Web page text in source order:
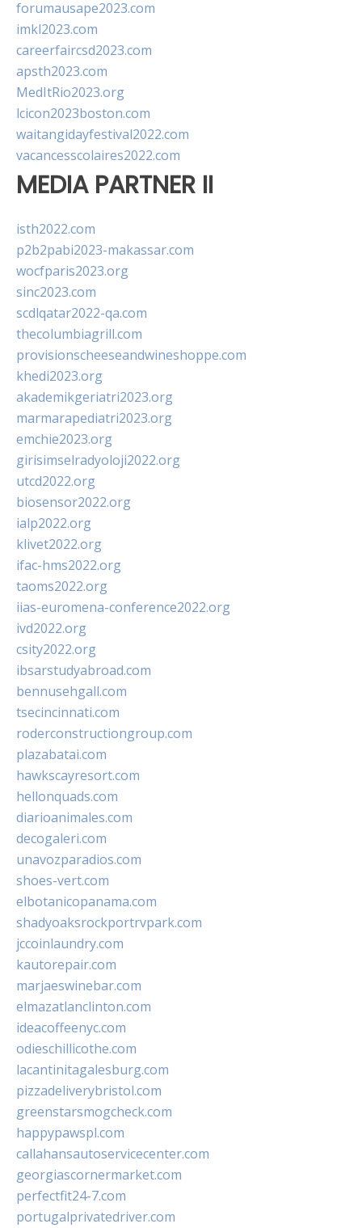
forumausape2023.com
imkl2023.com
careerfaircsd2023.com
apsth2023.com
MedItRio2023.org
lcicon2023boston.com
waitangidayfestival2022.com
vacancesscolaires2022.com
MEDIA PARTNER II
isth2022.com
p2b2pabi2023-makassar.com
wocfparis2023.org
sinc2023.com
scdlqatar2022-qa.com
thecolumbiagrill.com
provisionscheeseandwineshoppe.com
khedi2023.org
akademikgeriatri2023.org
marmarapediatri2023.org
emchie2023.org
girisimselradyoloji2022.org
utcd2022.org
biosensor2022.org
ialp2022.org
klivet2022.org
ifac-hms2022.org
taoms2022.org
iias-euromena-conference2022.org
ivd2022.org
csity2022.org
ibsarstudyabroad.com
bennusehgall.com
tsecincinnati.com
roderconstructiongroup.com
plazabatai.com
hawkscayresort.com
hellonquads.com
diarioanimales.com
decogaleri.com
unavozparadios.com
shoes-vert.com
elbotanicopanama.com
shadyoaksrockportrvpark.com
jccoinlaundry.com
kautorepair.com
marjaeswinebar.com
elmazatlanclinton.com
ideacoffeenyc.com
odieschillicothe.com
lacantinitagalesburg.com
pizzadeliverybristol.com
greenstarsmogcheck.com
happypawspl.com
callahansautoservicecenter.com
georgiascornermarket.com
perfectfit24-7.com
portugalprivatedriver.com